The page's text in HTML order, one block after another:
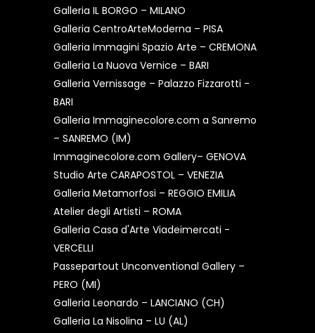
Galleria IL BORGO – MILANO
Galleria CentroArteModerna – PISA
Galleria Immagini Spazio Arte – CREMONA
Galleria La Nuova Vernice – BARI
Galleria Vernissage – Palazzo Fizzarotti -
BARI
Galleria Immaginecolore.com a Sanremo
– SANREMO (IM)
Immaginecolore.com Gallery– GENOVA
Studio Arte CARAPOSTOL – VENEZIA
Galleria Metamorfosi – REGGIO EMILIA
Atelier degli Artisti – ROMA
Galleria Casa d'Arte Viadeimercati -
VERCELLI
Passepartout Unconventional Gallery –
PERO (MI)
Galleria Leonardo – LANCIANO (CH)
Galleria La Nisolina – LU (AL)